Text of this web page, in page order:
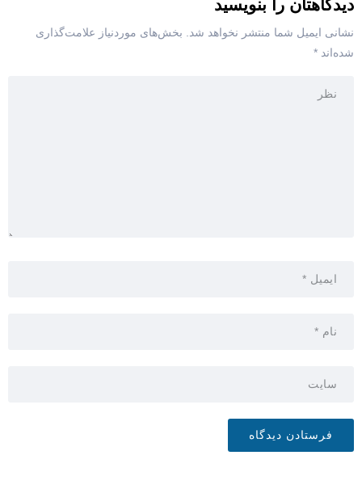
دیدگاهتان را بنویسید
نشانی ایمیل شما منتشر نخواهد شد.
بخش‌های موردنیاز علامت‌گذاری
شده‌اند *